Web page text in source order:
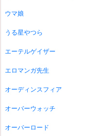
ウマ娘
うる星やつら
エーテルゲイザー
エロマンガ先生
オーディンスフィア
オーバーウォッチ
オーバーロード